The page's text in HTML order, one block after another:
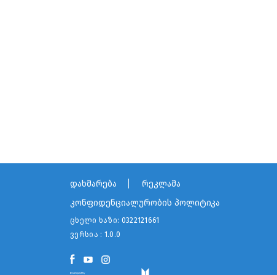
დახმარება
რეკლამა
კონფიდენციალურობის პოლიტიკა
ცხელი ხაზი: 0322121661
ვერსია : 1.0.0